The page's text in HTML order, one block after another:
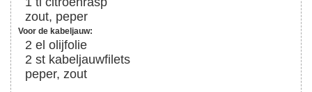
zout, peper
Voor de kabeljauw:
2 el olijfolie
2 st kabeljauwfilets
peper, zout